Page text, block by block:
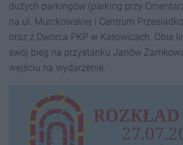
dużych parkingów (parking przy
na ul. Murckowskiej i Centrum
oraz z Dworca PKP w Katowicach. Obie
swój bieg na przystanku Janów
wejściu na wydarzenie.